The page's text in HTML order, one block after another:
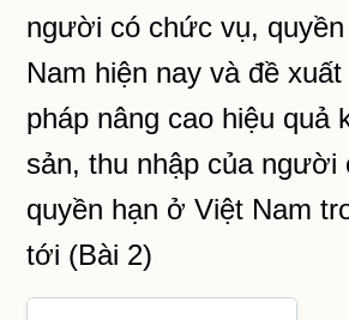
người có chức vụ,
Nam hiện nay và đề
pháp nâng cao hiệu quả
sản, thu nhập của người
quyền hạn ở Việt Nam
tới (Bài 2)